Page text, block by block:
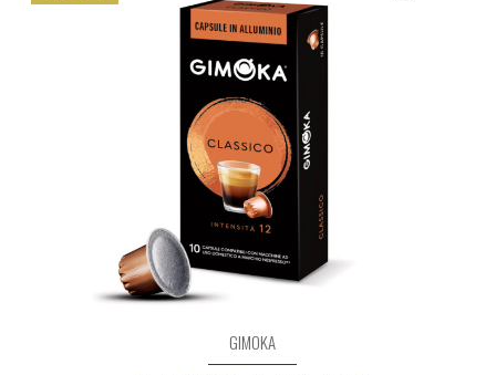
13.599,00
GIMOKA